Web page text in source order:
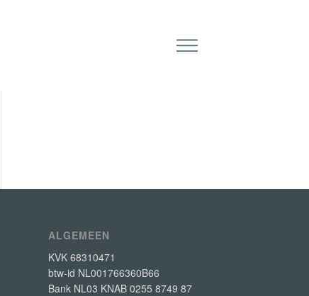
ALGEMEEN
KVK 68310471
btw-id NL001766360B66
Bank NL03 KNAB 0255 8749 87